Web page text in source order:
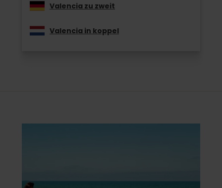
Valencia zu zweit
Valencia in koppel